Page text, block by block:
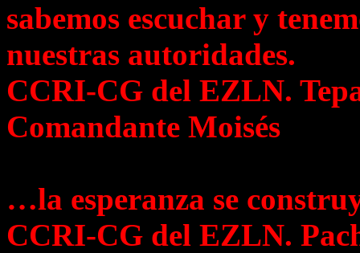
sabemos escuchar y
nuestras autoridades.
CCRI-CG del EZLN.
Comandante Moisés
…la esperanza se
CCRI-CG del EZLN.